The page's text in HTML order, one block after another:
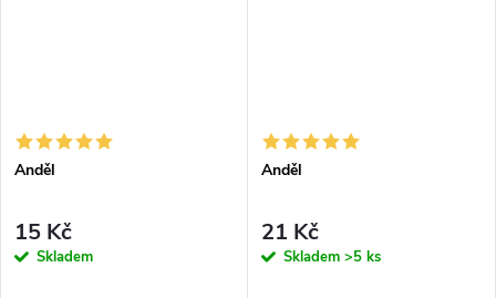
Anděl
15 Kč
Skladem
Anděl
21 Kč
Skladem >5 ks